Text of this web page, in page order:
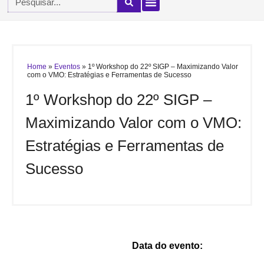
Home » Eventos » 1º Workshop do 22º SIGP – Maximizando Valor
com o VMO: Estratégias e Ferramentas de Sucesso
1º Workshop do 22º SIGP –
Maximizando Valor com o VMO:
Estratégias e Ferramentas de
Sucesso
Data do evento: